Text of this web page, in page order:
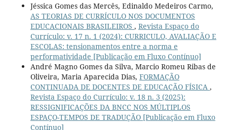
Jéssica Gomes das Mercês, Edinaldo Medeiros Carmo,
AS TEORIAS DE CURRÍCULO NOS DOCUMENTOS
EDUCACIONAIS BRASILEIROS , Revista Espaço do
Currículo: v. 17 n. 1 (2024): CURRICULO, AVALIAÇÃO E
ESCOLAS: tensionamentos entre a norma e
performatividade [Publicação em Fluxo Contínuo]
André Magno Gomes da Silva, Marcio Romeu Ribas de
Oliveira, Maria Aparecida Dias, FORMAÇÃO
CONTINUADA DE DOCENTES DE EDUCAÇÃO FÍSICA ,
Revista Espaço do Currículo: v. 18 n. 3 (2025):
RESSIGNIFICAÇÕES DA BNCC NOS MÚLTIPLOS
ESPAÇO-TEMPOS DE TRADUÇÃO [Publicação em Fluxo
Contínuo]